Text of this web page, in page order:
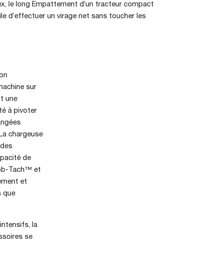
le long Empattement d’un tracteur compact
d’effectuer un virage net sans toucher les
sur
une
à pivoter
chargeuse
de
Tach™ et
et
que
la
se